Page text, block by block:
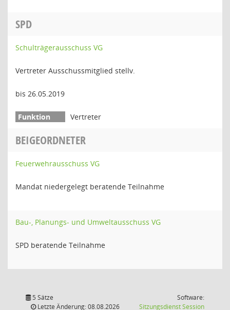
SPD
Schulträgerausschuss VG
Vertreter Ausschussmitglied stellv.
bis 26.05.2019
Vertreter
BEIGEORDNETER
Feuerwehrausschuss VG
Mandat niedergelegt beratende Teilnahme
Bau-, Planungs- und Umweltausschuss VG
SPD beratende Teilnahme
5 Sätze
Letzte Änderung: 08.08.2026
Software:
SitzungsdienstSession(Wird in